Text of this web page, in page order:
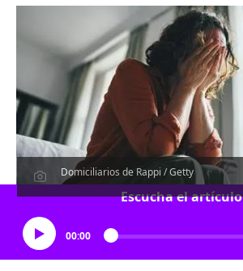
Domiciliarios de Rappi / Getty
Escucha el artículo
00:00